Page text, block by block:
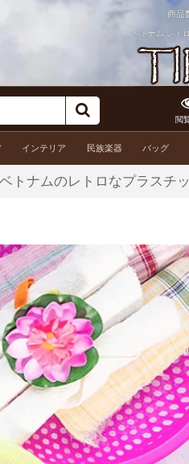
商品
ベトナム,レト
閲
インテリア 民族楽器 バッグ
ベトナムのレトロなプラスチ